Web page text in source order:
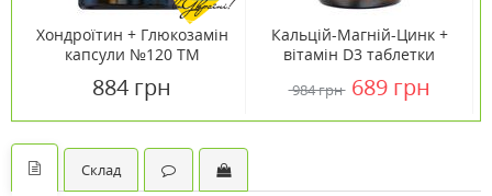
Хондроїтин + Глюкозамін
капсули №120 ТМ
884 грн
Кальцій-Магній-Цинк +
вітамін D3 таблетки
Country Life
984 грн 689 грн
Склад